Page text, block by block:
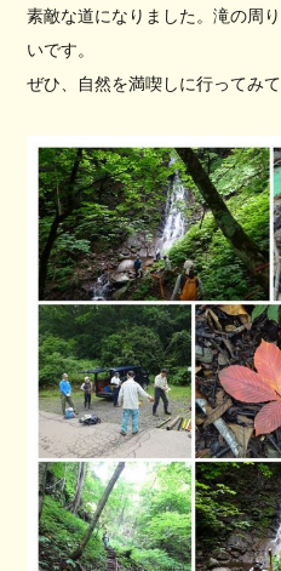
素敵な道になりました。滝の周
いです。
ぜひ、自然を満喫しに行ってみて